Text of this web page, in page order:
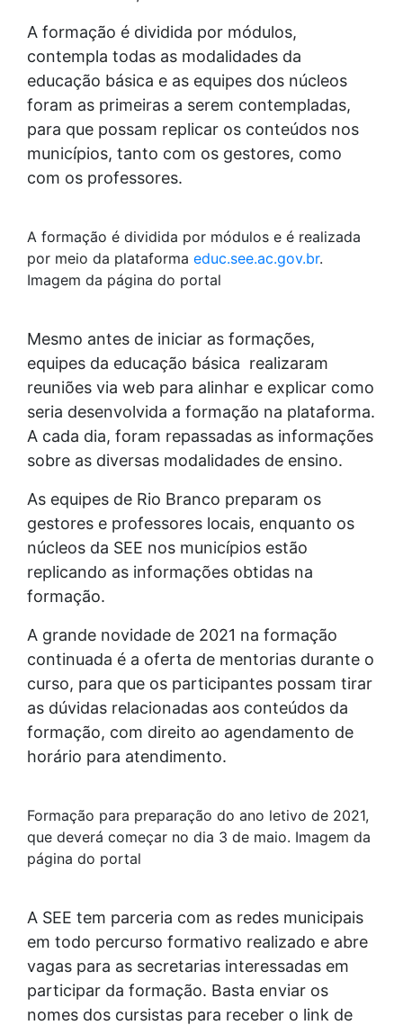
A formação é dividida por módulos,
contempla todas as modalidades da
educação básica e as equipes dos núcleos
foram as primeiras a serem contempladas,
para que possam replicar os conteúdos nos
municípios, tanto com os gestores, como
com os professores.
A formação é dividida por módulos e é realizada
por meio da plataforma educ.see.ac.gov.br.
Imagem da página do portal
Mesmo antes de iniciar as formações,
equipes da educação básica realizaram
reuniões via web para alinhar e explicar como
seria desenvolvida a formação na plataforma.
A cada dia, foram repassadas as informações
sobre as diversas modalidades de ensino.
As equipes de Rio Branco preparam os
gestores e professores locais, enquanto os
núcleos da SEE nos municípios estão
replicando as informações obtidas na
formação.
A grande novidade de 2021 na formação
continuada é a oferta de mentorias durante o
curso, para que os participantes possam tirar
as dúvidas relacionadas aos conteúdos da
formação, com direito ao agendamento de
horário para atendimento.
Formação para preparação do ano letivo de 2021,
que deverá começar no dia 3 de maio. Imagem da
página do portal
A SEE tem parceria com as redes municipais
em todo percurso formativo realizado e abre
vagas para as secretarias interessadas em
participar da formação. Basta enviar os
nomes dos cursistas para receber o link de